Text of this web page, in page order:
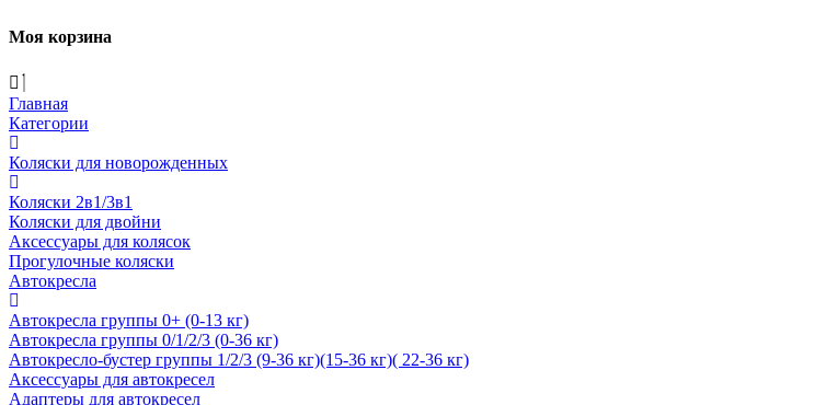
Моя корзина
Главная
Категории
Коляски для новорожденных
Коляски 2в1/3в1
Коляски для двойни
Аксессуары для колясок
Прогулочные коляски
Автокресла
Автокресла группы 0+ (0-13 кг)
Автокресла группы 0/1/2/3 (0-36 кг)
Автокресло-бустер группы 1/2/3 (9-36 кг)(15-36 кг)( 22-36 кг)
Аксессуары для автокресел
Адаптеры для автокресел